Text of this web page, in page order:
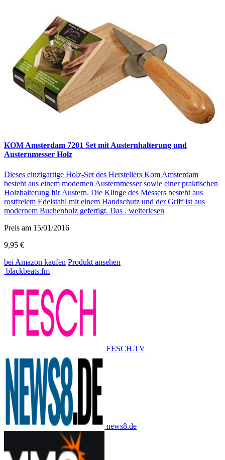
KOM Amsterdam 7201 Set mit Austernhalterung und
Austernmesser Holz
Dieses einzigartige Holz-Set des Herstellers Kom Amsterdam
besteht aus einem modernen Austernmesser sowie einer praktischen
Holzhalterung für Austern. Die Klinge des Messers besteht aus
rostfreiem Edelstahl mit einem Handschutz und der Griff ist aus
modernem Buchenholz gefertigt. Das . weiterlesen
Preis am 15/01/2016
9,95 €
bei Amazon kaufen Produkt ansehen
blackbeats.fm
FESCH.TV
news8.de